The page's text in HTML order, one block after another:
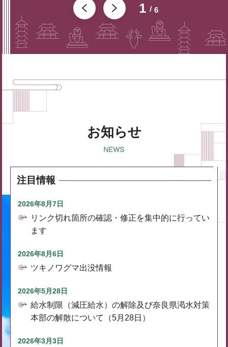
1 6
お知らせ
注目情報
2026年8月7日
リンク切れ箇所の確認・修正を集中的に行ってい
ます
2026年8月6日
ツキノワグマ出没情報
2026年5月28日
給水制限（減圧給水）の解除及び奈良県渇水対策
本部の解散について（5月28日）
2026年3月3日